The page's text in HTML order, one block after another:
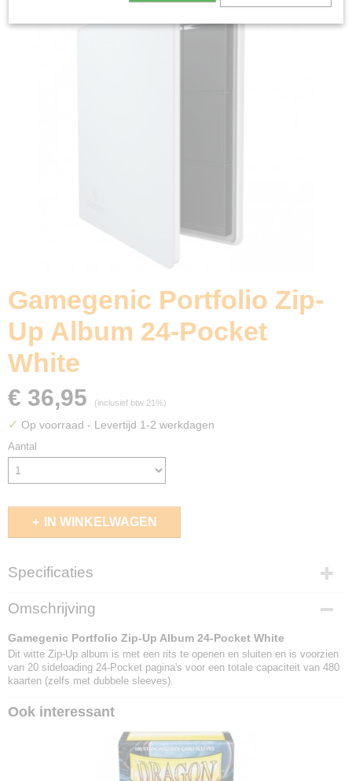
Gamegenic Portfolio Zip-
Up Album 24-Pocket
White
€ 36,95 (inclusief btw 21%)
✓ Op voorraad - Levertijd 1-2 werkdagen
Aantal
IN WINKELWAGEN
Specificaties
EAN code
4251715403990
Omschrijving
Gamegenic Portfolio Zip-Up Album 24-Pocket White
Dit witte Zip-Up album is met een rits te openen en sluiten en is voorzien
van 20 sideloading 24-Pocket pagina's voor een totale capaciteit van 480
kaarten (zelfs met dubbele sleeves).
Ook interessant